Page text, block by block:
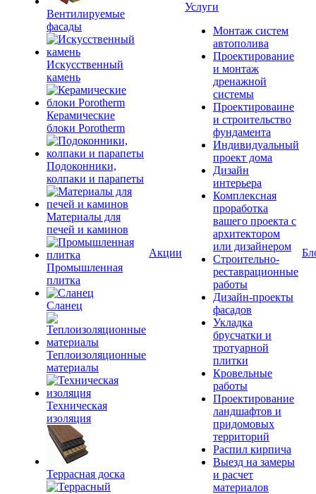
Вентилируемые
фасады
Искусственный
камень
Керамические
блоки Porotherm
Подоконники,
колпаки и парапеты
Материалы для
печей и каминов
Промышленная
плитка
Сланец
Теплоизоляционные
материалы
Техническая
изоляция
Террасная доска
Акции
Услуги
Монтаж систем
автополива
Проектирование
и монтаж
дренажной
системы
Проектироваине
и строительство
фундамента
Индивидуальный
проект дома
Дизайн
интерьера
Комплексная
проработка
вашего проекта с
архитектором
или дизайнером
Строительно-
реставрационные
работы
Дизайн-проекты
фасадов
Укладка
брусчатки и
тротуарной
плитки
Кровельные
работы
Проектирование
ландшафтов и
придомовых
территорий
Распил кирпича
Выезд на замеры
и расчет
материалов